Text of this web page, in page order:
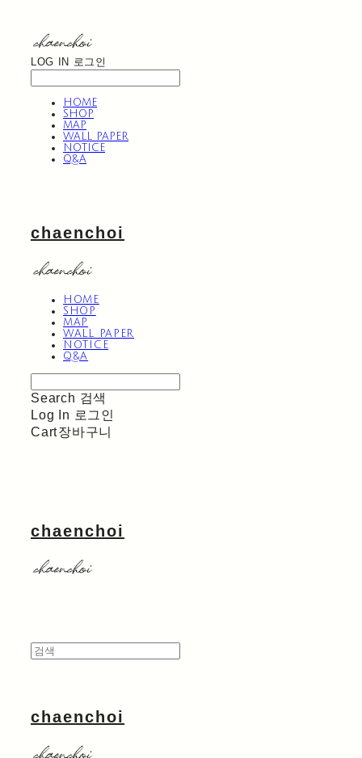
LOG IN 로그인
HOME
SHOP
MAP
WALL PAPER
NOTICE
Q&A
chaenchoi
HOME
SHOP
MAP
WALL PAPER
NOTICE
Q&A
Search 검색
Log In 로그인
Cart장바구니
chaenchoi
chaenchoi